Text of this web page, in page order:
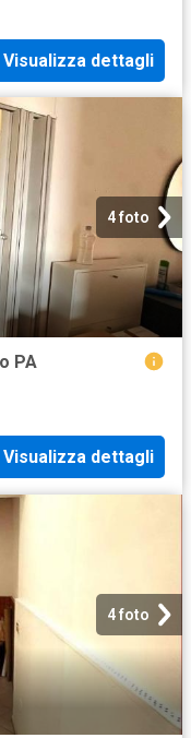
Visualizza dettagli
4 foto
PA
Visualizza dettagli
4 foto